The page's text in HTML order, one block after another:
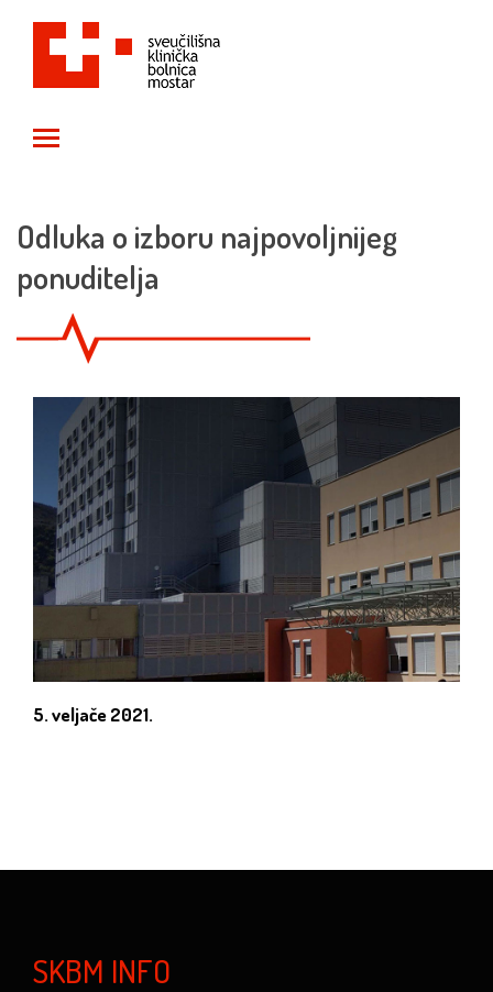
Odluka o izboru najpovoljnijeg
ponuditelja
5. veljače 2021.
SKBM INFO